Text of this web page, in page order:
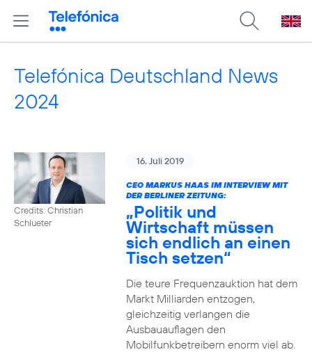
Telefónica Deutschland News
2024
Credits: Christian
Schlueter
16. Juli 2019
CEO MARKUS HAAS IM INTERVIEW MIT
DER BERLINER ZEITUNG:
„Politik und
Wirtschaft müssen
sich endlich an einen
Tisch setzen“
Die teure Frequenzauktion hat dem
Markt Milliarden entzogen,
gleichzeitig verlangen die
Ausbauauflagen den
Mobilfunkbetreibern enorm viel ab.